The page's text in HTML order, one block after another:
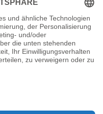
Woche des Kaufs